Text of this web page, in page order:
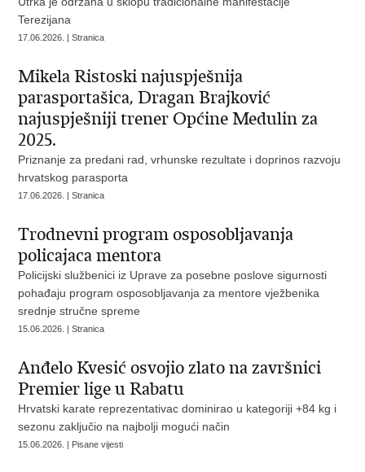
Terezijana
17.06.2026. | Stranica
Mikela Ristoski najuspješnija
parasportašica, Dragan Brajković
najuspješniji trener Općine Medulin za
2025.
Priznanje za predani rad, vrhunske rezultate i doprinos razvoju
hrvatskog parasporta
17.06.2026. | Stranica
Trodnevni program osposobljavanja
policajaca mentora
Policijski službenici iz Uprave za posebne poslove sigurnosti
pohađaju program osposobljavanja za mentore vježbenika
srednje stručne spreme
15.06.2026. | Stranica
Anđelo Kvesić osvojio zlato na završnici
Premier lige u Rabatu
Hrvatski karate reprezentativac dominirao u kategoriji +84 kg i
sezonu zaključio na najbolji mogući način
15.06.2026. | Pisane vijesti